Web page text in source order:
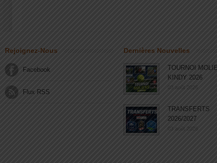
Rejoignez-Nous
Facebook
Flux RSS
Dernières Nouvelles
TOURNOI
KINDY 2026
03 août 2026
TRANSFERTS
2026/2027
03 août 2026